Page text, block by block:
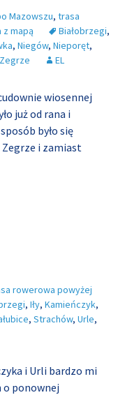
Mazowszu, trasa
mapą Białobrzegi,
, Niegów, Nieporęt,
Zegrze EL
wiosennej
już od rana i
było się
Zegrze i zamiast
rowerowa powyżej
, Iły, Kamieńczyk,
, Strachów, Urle,
i Urli bardzo mi
o ponownej